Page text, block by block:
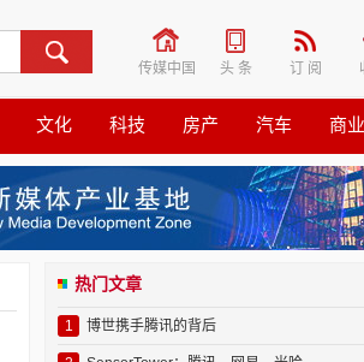
传媒中国 头 条 订 阅
文化 科技 房产 汽车 商业
热门文章
1 博世携手腾讯的背后